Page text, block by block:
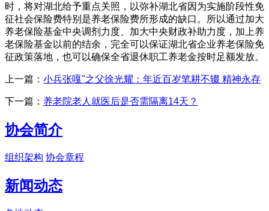
时，将对湖北给予重点关照，以弥补湖北省因为实施阶段性免
征社会保险费特别是养老保险费所形成的缺口。所以通过加大
养老保险基金中央调剂力度、加大中央财政补助力度，加上养
老保险基金以前的结余，完全可以保证湖北省企业养老保险免
征政策落地，也可以确保全省退休职工养老金按时足额发放。
上一篇： 小兵张嘎"之父徐光耀：年近百岁笔耕不辍 精神永存
下一篇： 养老院老人就医后是否需隔离14天？
协会简介
组织架构 协会章程
新闻动态